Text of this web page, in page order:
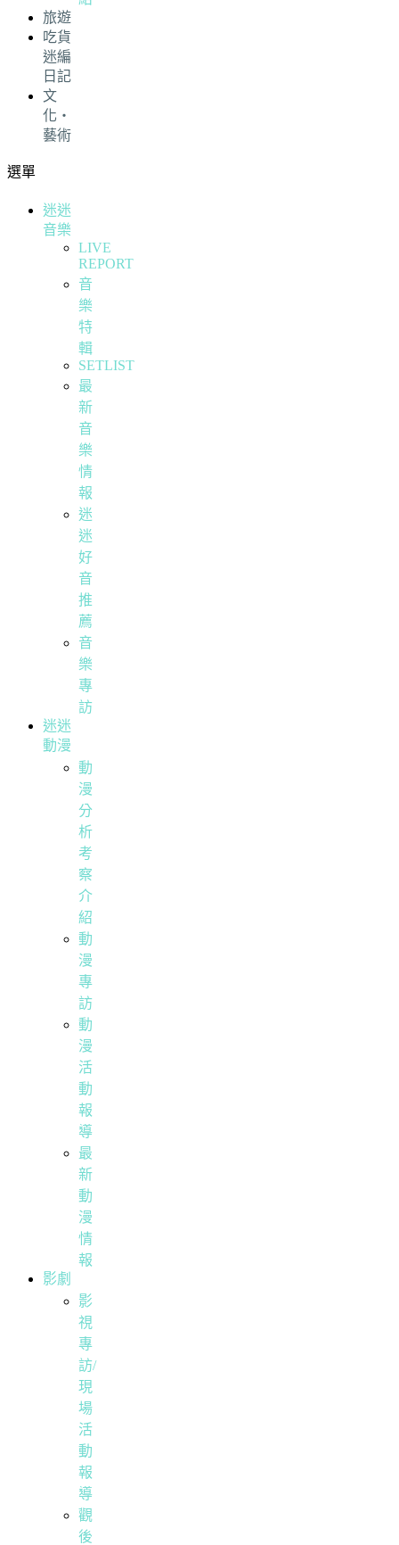
旅遊
吃貨
迷編
日記
文
化・
藝術
選單
迷迷
音樂
LIVE
REPORT
音
樂
特
輯
SETLIST
最
新
音
樂
情
報
迷
迷
好
音
推
薦
音
樂
專
訪
迷迷
動漫
動
漫
分
析
考
察
介
紹
動
漫
專
訪
動
漫
活
動
報
導
最
新
動
漫
情
報
影劇
影
視
專
訪/
現
場
活
動
報
導
觀
後